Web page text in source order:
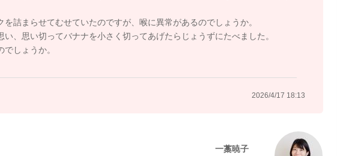
詰まらせてむせていたのですが、喉に異常があるのでしょうか。
い、思い切ってバナナを小さく切ってあげたらじょうずにたべました。
しょうか。
2026/4/17 18:13
一藁暁子